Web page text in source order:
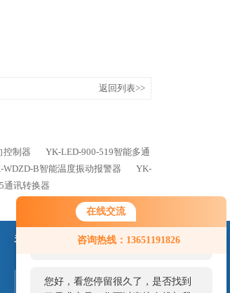
在线交流
咨询热线：13651191826
您好！欢迎前来咨询，很高兴为您
服务，请问您要咨询什么问题呢？
您好，看您停留很久了，是否找到
返回列表>>
控制器
YK-LED-900-519智能多通
WDZD-B智能温度振动报警器
YK-
通讯转换器
关注我们